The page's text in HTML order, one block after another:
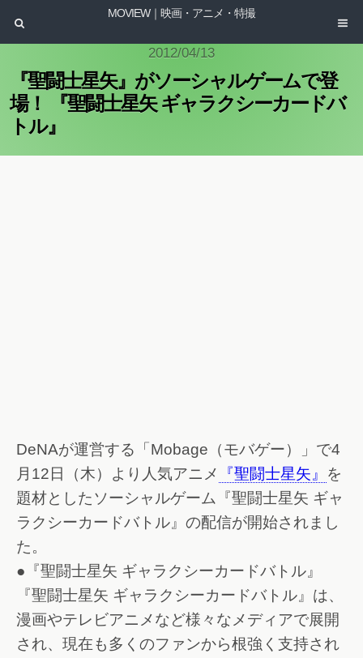
MOVIEW｜映画・アニメ・特撮
2012/04/13
『聖闘士星矢』がソーシャルゲームで登
場！ 『聖闘士星矢 ギャラクシーカードバ
トル』
DeNAが運営する「Mobage（モバゲー）」で4
月12日（木）より人気アニメ
『聖闘士星矢』 を
題材としたソーシャルゲーム『聖闘士星矢 ギャ
ラクシーカードバトル』の配信が開始されまし
た。
●『聖闘士星矢 ギャラクシーカードバトル』
『聖闘士星矢 ギャラクシーカードバトル』は、
漫画やテレビアニメなど様々なメディアで展開
され、現在も多くのファンから根強く支持され